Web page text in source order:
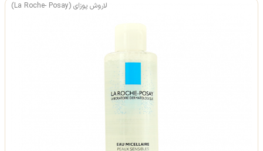
لاروش پوزای (La Roche- Posay)